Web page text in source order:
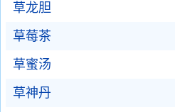
草龙胆
草莓茶
草蜜汤
草神丹